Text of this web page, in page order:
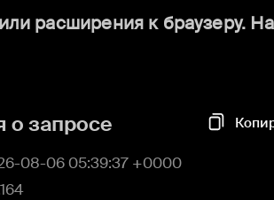
расширения к браузеру.
запросе
08-06 05:39:37 +0000